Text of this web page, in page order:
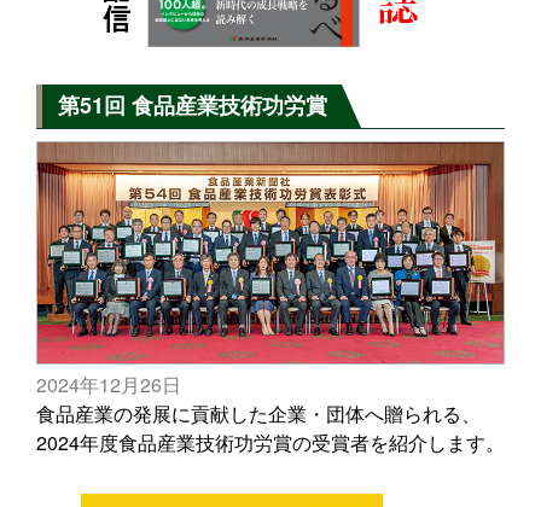
第51回 食品産業技術功労賞
2024年12月26日
食品産業の発展に貢献した企業・団体へ贈られる、
2024年度食品産業技術功労賞の受賞者を紹介します。